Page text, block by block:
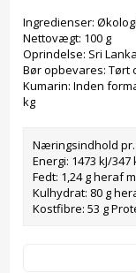
Ingredienser:
Nettovægt: 100 g
Oprindelse: Sri Lanka
Bør opbevares: Tørt
Kumarin: Inden
kg
Næringsindhold pr.
Energi: 1473 kJ/347
Fedt: 1,24 g heraf
Kulhydrat: 80 g
Kostfibre: 53 g